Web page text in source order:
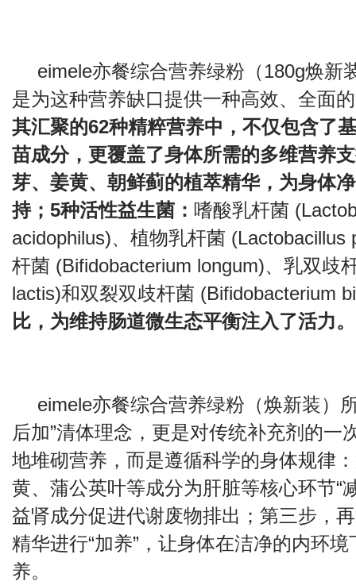
eimele亦餐综合营养绿粉（180g焕新
是为这种营养缺口提供一种高效、全面
其汇聚的62种精粹营养中，不仅包含了
苗成分，更覆盖了身体所需的多维营养
芽、姜黄、朝鲜蓟的植萃精华，为身体
持；5种活性益生菌： 嗜酸乳杆菌
acidophilus)、植物乳杆菌 (Lactobacillus
杆菌 (Bifidobacterium longum)、乳双歧
lactis)和双裂双歧杆菌 (Bifidobacterium
比，为维持肠道微生态平衡注入了活力。
eimele亦餐综合营养绿粉（焕新装）
后加”清体理念，更是对传统补充剂的一
地堆砌营养，而是遵循科学的身体规律
黄、蒲公英叶等成分为肝脏等核心环节“
益肾成分促进代谢废物排出；第三步，
精华进行“加养”，让身体在洁净的内环
养。